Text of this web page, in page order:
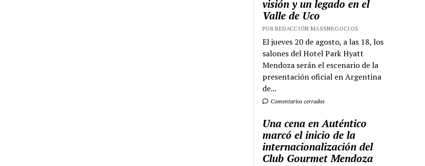
visión y un legado en el
Valle de Uco
POR REDACCIÓN MASSNEGOCIOS
El jueves 20 de agosto, a las 18, los
salones del Hotel Park Hyatt
Mendoza serán el escenario de la
presentación oficial en Argentina
de...
Comentarios cerrados
Una cena en Auténtico
marcó el inicio de la
internacionalización del
Club Gourmet Mendoza